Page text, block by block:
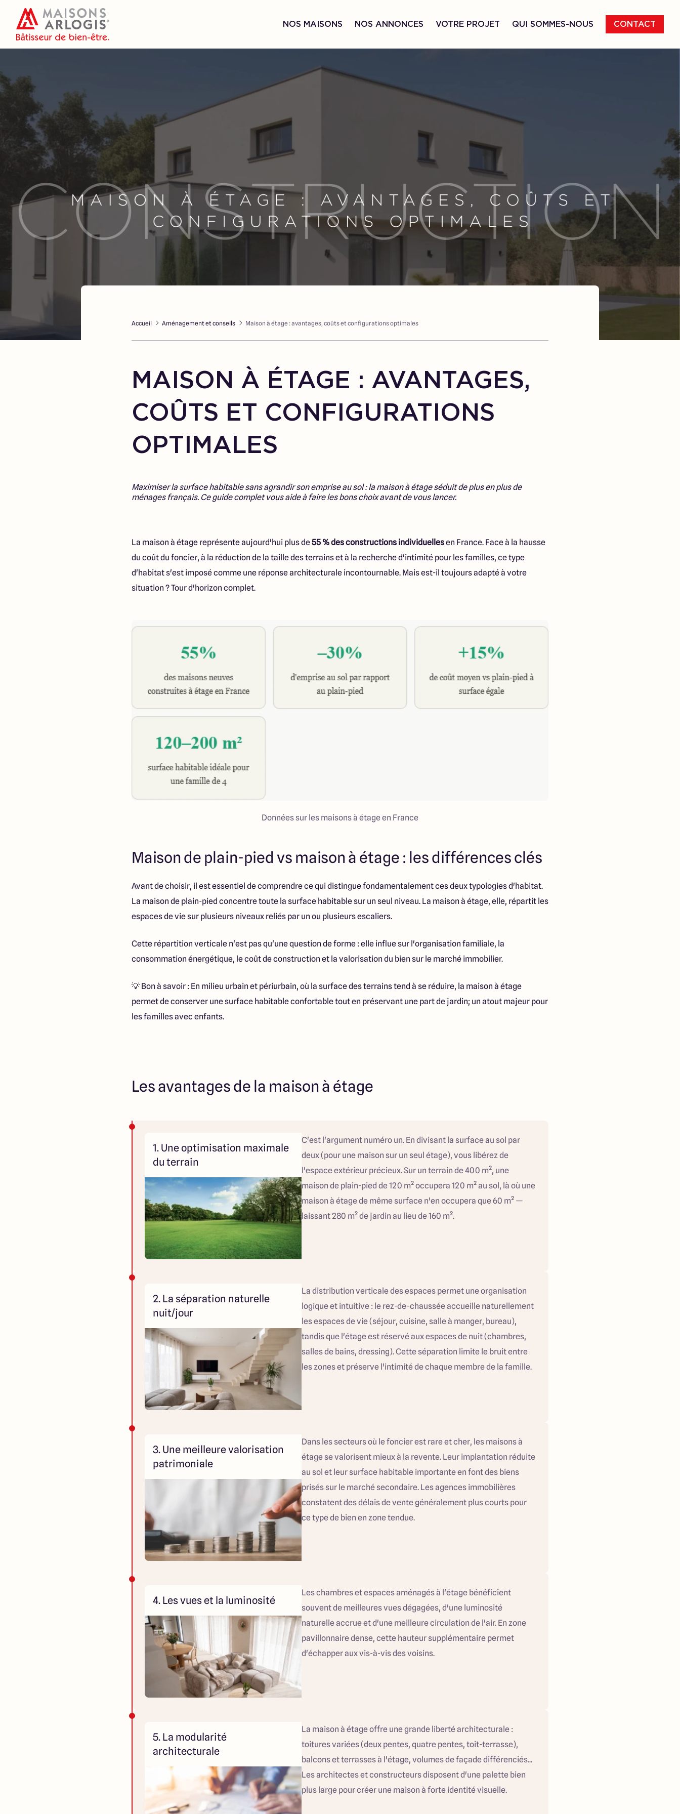
NOS MAISONS NOS ANNONCES VOTRE PROJET QUI SOMMES-NOUS CONTACT
Accueil Aménagement et conseils Maison à étage : avantages, coûts et configurations optimales
MAISON À ÉTAGE : AVANTAGES,
COÛTS ET CONFIGURATIONS
OPTIMALES
Maximiser la surface habitable sans agrandir son emprise au sol : la maison à étage séduit de plus en plus de
ménages français. Ce guide complet vous aide à faire les bons choix avant de vous lancer.
La maison à étage représente aujourd'hui plus de55 % des constructions individuellesen France. Face à la hausse
du coût du foncier, à la réduction de la taille des terrains et à la recherche d'intimité pour les familles, ce type
d'habitat s'est imposé comme une réponse architecturale incontournable. Mais est-il toujours adapté à votre
situation ? Tour d'horizon complet.
Données sur les maisons à étage en France
Maison de plain-pied vs maison à étage : les différences clés
Avant de choisir, il est essentiel de comprendre ce qui distingue fondamentalement ces deux typologies d'habitat.
La maison de plain-pied concentre toute la surface habitable sur un seul niveau. La maison à étage, elle, répartit les
espaces de vie sur plusieurs niveaux reliés par un ou plusieurs escaliers.
Cette répartition verticale n'est pas qu'une question de forme : elle influe sur l'organisation familiale, la
consommation énergétique, le coût de construction et la valorisation du bien sur le marché immobilier.
💡 Bon à savoir : En milieu urbain et périurbain, où la surface des terrains tend à se réduire, la maison à étage
permet de conserver une surface habitable confortable tout en préservant une part de jardin; un atout majeur pour
les familles avec enfants.
Les avantages de la maison à étage
1. Une optimisation maximale
du terrain
C'est l'argument numéro un. En divisant la surface au sol par
deux (pour une maison sur un seul étage), vous libérez de
l'espace extérieur précieux. Sur un terrain de 400 m², une
maison de plain-pied de 120 m² occupera 120 m² au sol, là où une
maison à étage de même surface n'en occupera que 60 m² —
laissant 280 m² de jardin au lieu de 160 m².
2. La séparation naturelle
nuit/jour
La distribution verticale des espaces permet une organisation
logique et intuitive : le rez-de-chaussée accueille naturellement
les espaces de vie (séjour, cuisine, salle à manger, bureau),
tandis que l'étage est réservé aux espaces de nuit (chambres,
salles de bains, dressing). Cette séparation limite le bruit entre
les zones et préserve l'intimité de chaque membre de la famille.
3. Une meilleure valorisation
patrimoniale
Dans les secteurs où le foncier est rare et cher, les maisons à
étage se valorisent mieux à la revente. Leur implantation réduite
au sol et leur surface habitable importante en font des biens
prisés sur le marché secondaire. Les agences immobilières
constatent des délais de vente généralement plus courts pour
ce type de bien en zone tendue.
4. Les vues et la luminosité
Les chambres et espaces aménagés à l'étage bénéficient
souvent de meilleures vues dégagées, d'une luminosité
naturelle accrue et d'une meilleure circulation de l'air. En zone
pavillonnaire dense, cette hauteur supplémentaire permet
d'échapper aux vis-à-vis des voisins.
5. La modularité
architecturale
La maison à étage offre une grande liberté architecturale :
toitures variées (deux pentes, quatre pentes, toit-terrasse),
balcons et terrasses à l'étage, volumes de façade différenciés...
Les architectes et constructeurs disposent d'une palette bien
plus large pour créer une maison à forte identité visuelle.